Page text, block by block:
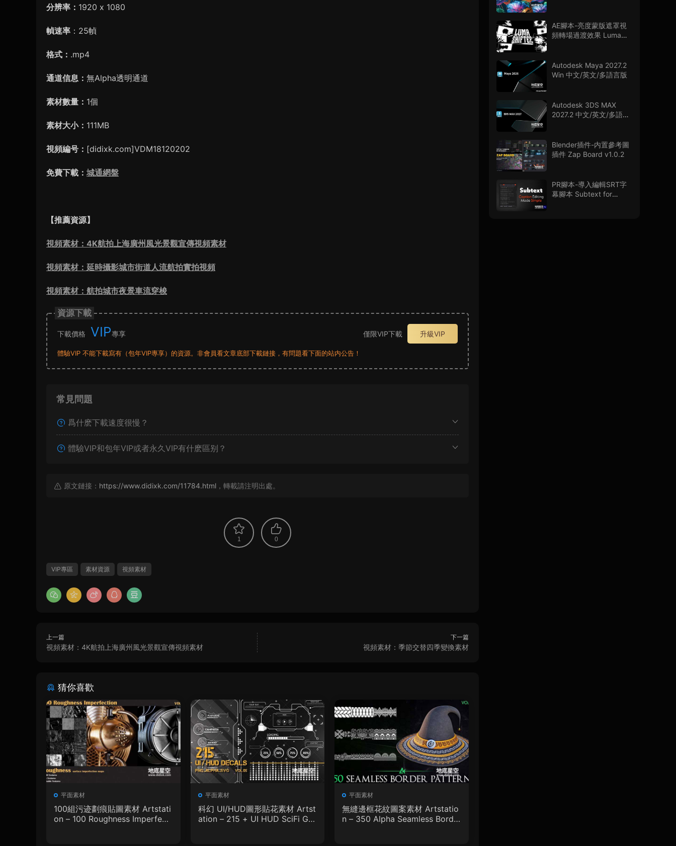
分辨率： 1920 x 1080
幀速率 ：25幀
格式： .mp4
通道信息： 無Alpha透明通道
素材數量： 1個
素材大小： 111MB
視頻編号： [didixk.com]VDM18120202
免費下載： 城通網盤
【推薦資源】
視頻素材：4K航拍上海廣州風光景觀宣傳視頻素材
視頻素材：延時攝影城市街道人流航拍實拍視頻
視頻素材：航拍城市夜景車流穿梭
資源下載
下載價格 VIP專享 僅限VIP下載 升級VIP
體驗VIP 不能下載寫有（包年VIP專享）的資源。非會員看文章底部下載鏈接，有問題看下面的站内公告！
常見問題
爲什麽下載速度很慢？
體驗VIP和包年VIP或者永久VIP有什麽區别？
原文鏈接： https://www.didixk.com/11784.html ，轉載請注明出處。
1 0
VIP專區 素材資源 視頻素材
上一篇
視頻素材：4K航拍上海廣州風光景觀宣傳視頻素材
下一篇
視頻素材：季節交替四季變換素材
猜你喜歡
平面素材
100組污迹劃痕貼圖素材 Artstati
on – 100 Roughness Imperfecti
平面素材
科幻 UI/HUD圖形貼花素材 Artst
ation – 215 + UI HUD SciFi Gra
平面素材
無縫邊框花紋圖案素材 Artstatio
n – 350 Alpha Seamless Borde
Bullet + VFX Suit
AE腳本-亮度蒙版遮罩視
頻轉場過渡效果 Luma
Autodesk Maya 2027.2
Win 中文/英文/多語言版
Autodesk 3DS MAX
2027.2 中文/英文/多語言
Blender插件-内置參考圖
插件 Zap Board v1.0.2
PR腳本-導入編輯SRT字
幕腳本 Subtext for